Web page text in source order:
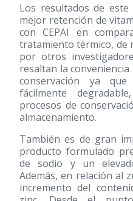
Los resultados de
mejor retención de
con CEPAI en
tratamiento térmico, de
por otros
resaltan la
conservación ya
fácilmente
procesos de
almacenamiento.
También es de gran
producto formulado
de sodio y un
Además, en relación al
incremento del